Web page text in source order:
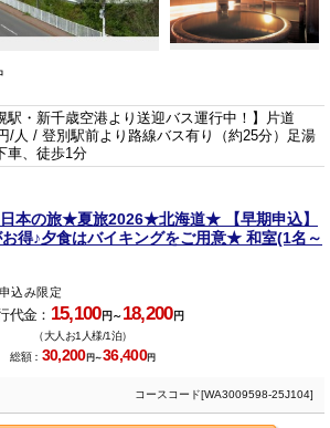
駅・新千歳空港より送迎バス運行中！】片道
/人 / 登別駅前より路線バス有り（約25分）足湯
車、徒歩1分
本の旅★夏旅2026★北海道★ 【早期申込】
得♪夕食はバイキングをご用意★ 和室(1名～
込み限定
代金： 15,100円～18,200円
（大人お1人様/1泊）
総額： 30,200円～36,400円
コースコード[WA3009598-25J104]